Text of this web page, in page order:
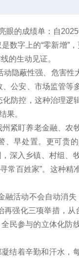
眼的成绩单：自
数字上的“零新增”
的生动见证。
隐蔽性强、危害性
公安、市场监管等
防控，这种治理逻
果。
州紧盯养老金融、
早处置。更可贵
深入乡镇、村组、
常百姓家”。这种
活动不会自动消失
强化三项举措，从
民参与的立体化防
结着辛勤和汗水，